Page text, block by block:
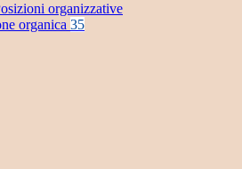
organizzative
organica 35